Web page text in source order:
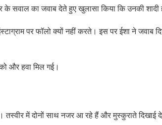
सवाल का जवाब देते हुए खुलासा किया कि उनकी शादी
पर फॉलो क्यों नहीं करते। इस पर ईशा ने
और हवा मिल गई।
में दोनों साथ नजर आ रहे हैं और मुस्कुराते